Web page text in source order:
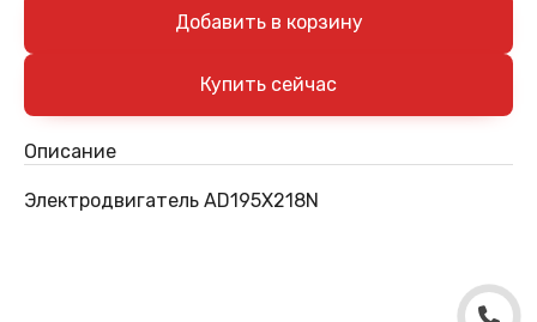
Добавить в корзину
Описание
Электродвигатель AD195X218N